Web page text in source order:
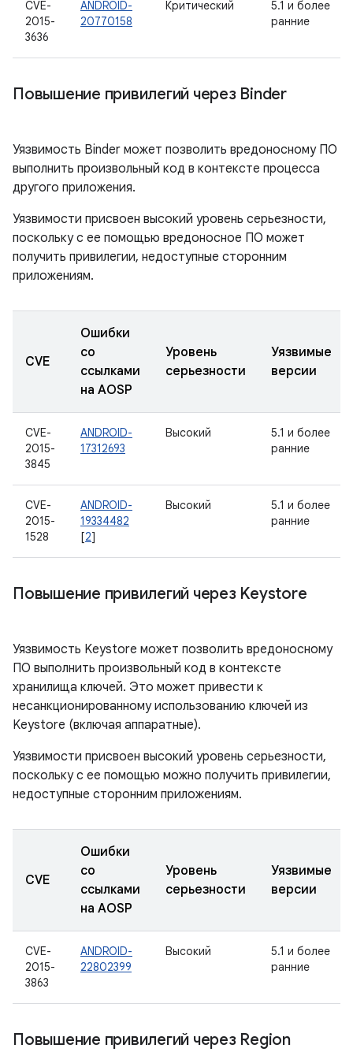
CVE-
2015-
3636
ANDROID-
20770158
Критический
5.1 и более
ранние
Повышение привилегий через Binder
Уязвимость Binder может позволить вредоносному ПО
выполнить произвольный код в контексте процесса
другого приложения.
Уязвимости присвоен высокий уровень серьезности,
поскольку с ее помощью вредоносное ПО может
получить привилегии, недоступные сторонним
приложениям.
CVE
Ошибки
со
ссылками
на AOSP
Уровень
серьезности
Уязвимые
версии
CVE-
2015-
3845
ANDROID-
17312693
Высокий
5.1 и более
ранние
CVE-
2015-
1528
ANDROID-
19334482
[2]
Высокий
5.1 и более
ранние
Повышение привилегий через Keystore
Уязвимость Keystore может позволить вредоносному
ПО выполнить произвольный код в контексте
хранилища ключей. Это может привести к
несанкционированному использованию ключей из
Keystore (включая аппаратные).
Уязвимости присвоен высокий уровень серьезности,
поскольку с ее помощью можно получить привилегии,
недоступные сторонним приложениям.
CVE
Ошибки
со
ссылками
на AOSP
Уровень
серьезности
Уязвимые
версии
CVE-
2015-
3863
ANDROID-
22802399
Высокий
5.1 и более
ранние
Повышение привилегий через Region